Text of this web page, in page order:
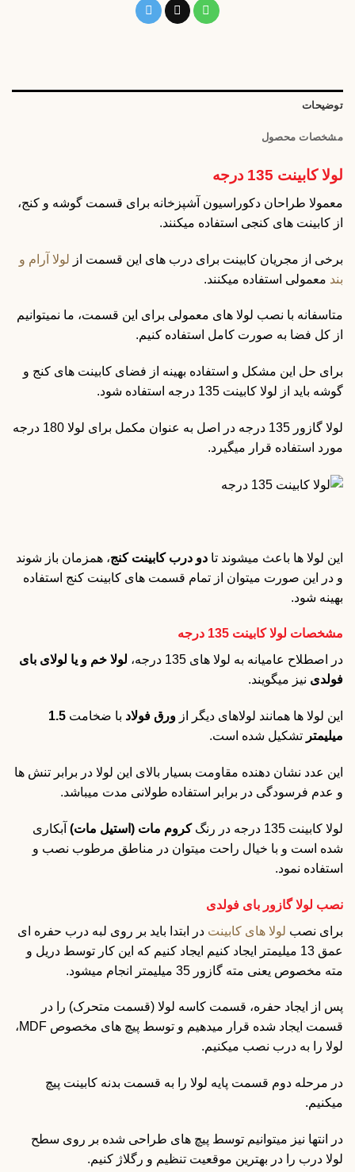
توضیحات
مشخصات محصول
لولا کابینت 135 درجه
معمولا طراحان دکوراسیون آشپزخانه برای قسمت گوشه و کنج،
از کابینت های کنجی استفاده میکنند.
برخی از مجریان کابینت برای درب های این قسمت از لولا آرام و
بند معمولی استفاده میکنند.
متاسفانه با نصب لولا های معمولی برای این قسمت، ما نمیتوانیم
از کل فضا به صورت کامل استفاده کنیم.
برای حل این مشکل و استفاده بهینه از فضای کابینت های کنج و
گوشه باید از لولا کابینت 135 درجه استفاده شود.
لولا گازور 135 درجه در اصل به عنوان مکمل برای لولا 180 درجه
مورد استفاده قرار میگیرد.
این لولا ها باعث میشوند تا دو درب کابینت کنج، همزمان باز شوند
و در این صورت میتوان از تمام قسمت های کابینت کنج استفاده
بهینه شود.
مشخصات لولا کابینت 135 درجه
در اصطلاح عامیانه به لولا های 135 درجه،
لولا خم و یا لولای بای
فولدی نیز میگویند.
این لولا ها همانند لولاهای دیگر از ورق فولاد با ضخامت 1.5
میلیمتر تشکیل شده است.
این عدد نشان دهنده مقاومت بسیار بالای این لولا در برابر تنش ها
و عدم فرسودگی در برابر استفاده طولانی مدت میباشد.
لولا کابینت 135 درجه در رنگ کروم مات (استیل مات) آبکاری
شده است و با خیال راحت میتوان در مناطق مرطوب نصب و
استفاده نمود.
نصب لولا گازور بای فولدی
برای نصب لولا های کابینت در ابتدا باید بر روی لبه درب حفره ای
عمق 13 میلیمتر ایجاد کنیم ایجاد کنیم که این کار توسط دریل و
مته مخصوص یعنی مته گازور 35 میلیمتر انجام میشود.
پس از ایجاد حفره، قسمت کاسه لولا (قسمت متحرک) را در
قسمت ایجاد شده قرار میدهیم و توسط پیچ های مخصوص MDF،
لولا را به درب نصب میکنیم.
در مرحله دوم قسمت پایه لولا را به قسمت بدنه کابینت پیچ
میکنیم.
در انتها نیز میتوانیم توسط پیچ های طراحی شده بر روی سطح
لولا درب را در بهترین موقعیت تنظیم و رگلاژ کنیم.